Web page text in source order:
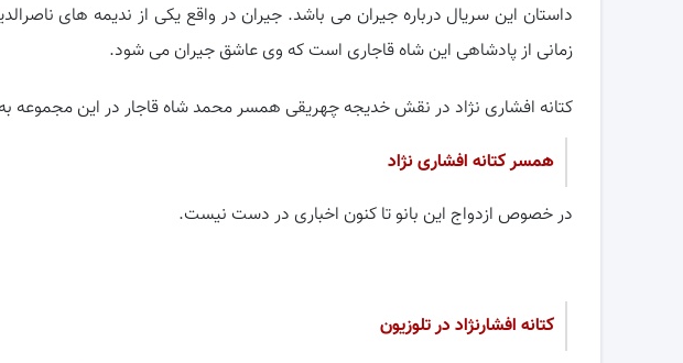
داستان این سریال درباره جیران می باشد. جیران در واقع یکی از ندیمه های
زمانی از پادشاهی این شاه قاجاری است که وی عاشق جیران می شود.
کتانه افشاری نژاد در نقش خدیجه چهریقی همسر محمد شاه قاجار در این مجموعه
همسر کتانه افشاری نژاد
در خصوص ازدواج این بانو تا کنون اخباری در دست نیست.
کتانه افشارنژاد در تلوزیون